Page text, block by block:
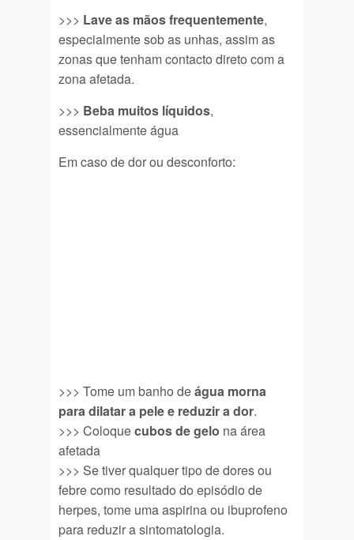
>>> Lave as mãos frequentemente,
especialmente sob as unhas, assim as
zonas que tenham contacto direto com a
zona afetada.
>>> Beba muitos líquidos,
essencialmente água
Em caso de dor ou desconforto:
>>> Tome um banho deágua morna
para dilatar a pele e reduzir a dor.
>>> Coloquecubos de gelo na área
afetada
>>> Se tiver qualquer tipo de dores ou
febre como resultado do episódio de
herpes, tome uma aspirina ou ibuprofeno
para reduzir a sintomatologia.